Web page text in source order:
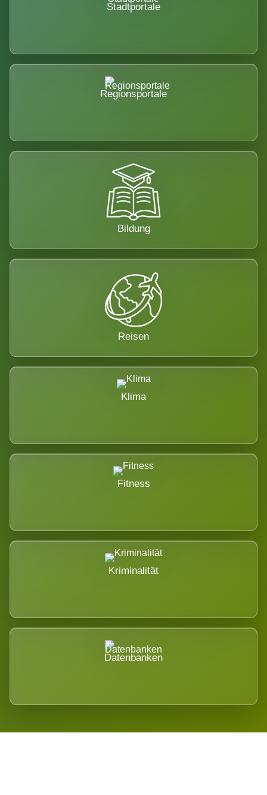
Stadtportale
Regionsportale
Bildung
Reisen
Klima
Fitness
Kriminalität
Datenbanken